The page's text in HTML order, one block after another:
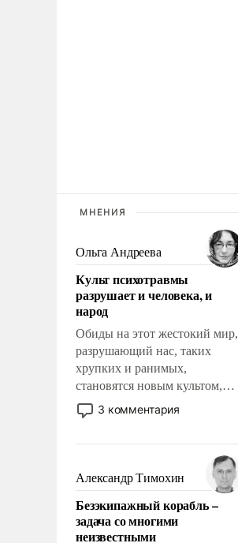
МНЕНИЯ
Ольга Андреева
Культ психотравмы
разрушает и человека, и
народ
Обиды на этот жестокий мир,
разрушающий нас, таких
хрупких и ранимых,
становятся новым культом,
постепенно вытесняя и
отменяя традиционное
мужественным и твердым под
ударами судьбы, брать на себя
ответственность, помогать
слабым, идти вперед и
адаптироваться.
3 комментария
Александр Тимохин
Безэкипажный корабль –
задача со многими
неизвестными